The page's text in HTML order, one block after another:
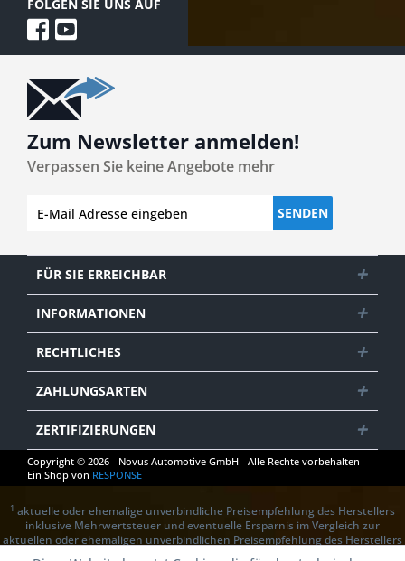
FOLGEN SIE UNS AUF
Zum Newsletter anmelden!
Verpassen Sie keine Angebote mehr
SENDEN
FÜR SIE ERREICHBAR
INFORMATIONEN
RECHTLICHES
ZAHLUNGSARTEN
ZERTIFIZIERUNGEN
Copyright © 2026 - Novus Automotive GmbH - Alle Rechte vorbehalten
Ein Shop von RESPONSE
1 aktuelle oder ehemalige unverbindliche Preisempfehlung des Herstellers
inklusive Mehrwertsteuer und eventuelle Ersparnis im Vergleich zur
aktuellen oder ehemaligen unverbindlichen Preisempfehlung des Herstellers